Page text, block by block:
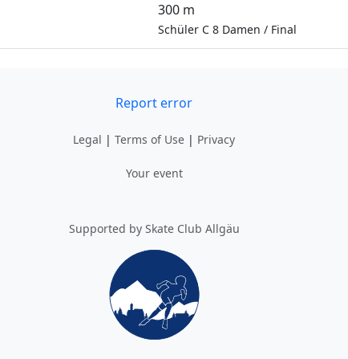
300 m
Schüler C 8 Damen / Final
Report error
Legal | Terms of Use | Privacy
Your event
Supported by Skate Club Allgäu